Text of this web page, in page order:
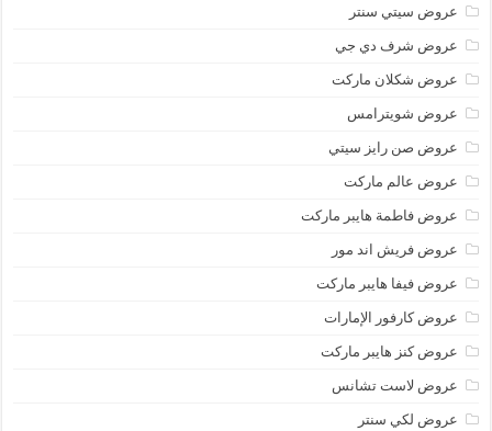
عروض سيتي سنتر
عروض شرف دي جي
عروض شكلان ماركت
عروض شويترامس
عروض صن رايز سيتي
عروض عالم ماركت
عروض فاطمة هايبر ماركت
عروض فريش اند مور
عروض فيفا هايبر ماركت
عروض كارفور الإمارات
عروض كنز هايبر ماركت
عروض لاست تشانس
عروض لكي سنتر